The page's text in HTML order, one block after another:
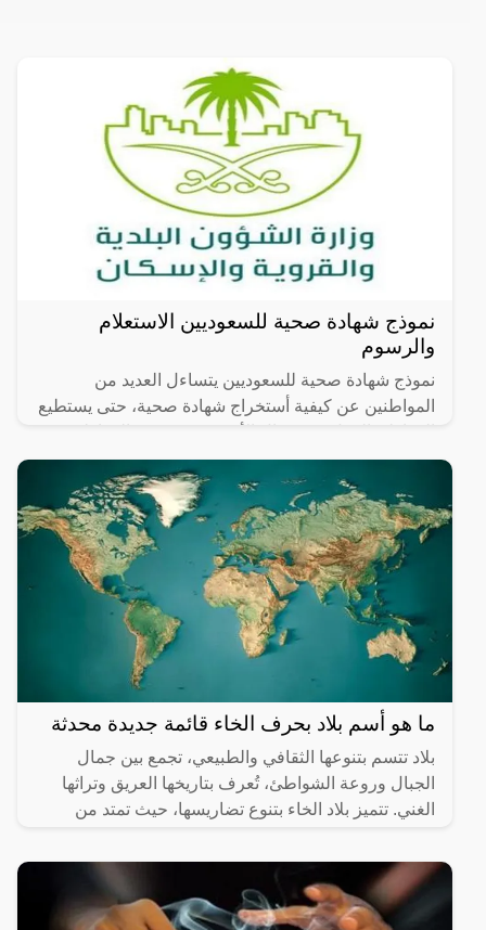
نموذج شهادة صحية للسعوديين الاستعلام
والرسوم
نموذج شهادة صحية للسعوديين يتساءل العديد من
المواطنين عن كيفية أستخراج شهادة صحية، حتى يستطيع
طلب الحصول على
ما هو أسم بلاد بحرف الخاء قائمة جديدة محدثة
بلاد تتسم بتنوعها الثقافي والطبيعي، تجمع بين جمال
الجبال وروعة الشواطئ، تُعرف بتاريخها العريق وتراثها
الغني. تتميز بلاد الخاء بتنوع تضاريسها، حيث تمتد من